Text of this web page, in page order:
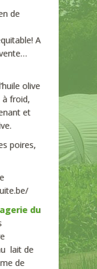
de
A
olive
à froid,
et
poires,
du
lait de
de